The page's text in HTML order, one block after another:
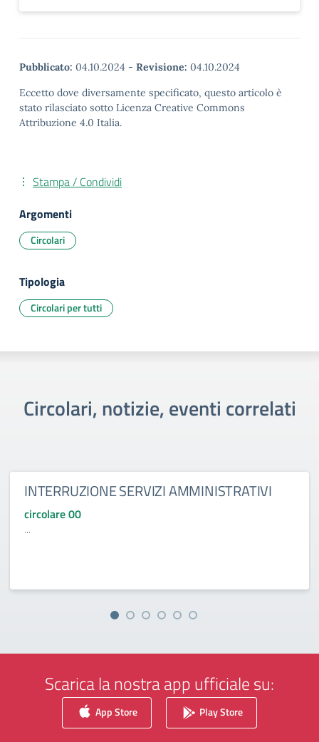
Pubblicato: 04.10.2024 - Revisione: 04.10.2024
Eccetto dove diversamente specificato, questo articolo è
stato rilasciato sotto Licenza Creative Commons
Attribuzione 4.0 Italia.
Stampa / Condividi
Argomenti
Circolari
Tipologia
Circolari per tutti
Circolari, notizie, eventi correlati
INTERRUZIONE SERVIZI AMMINISTRATIVI
circolare 00
...
Scarica la nostra app ufficiale su:
App Store Play Store